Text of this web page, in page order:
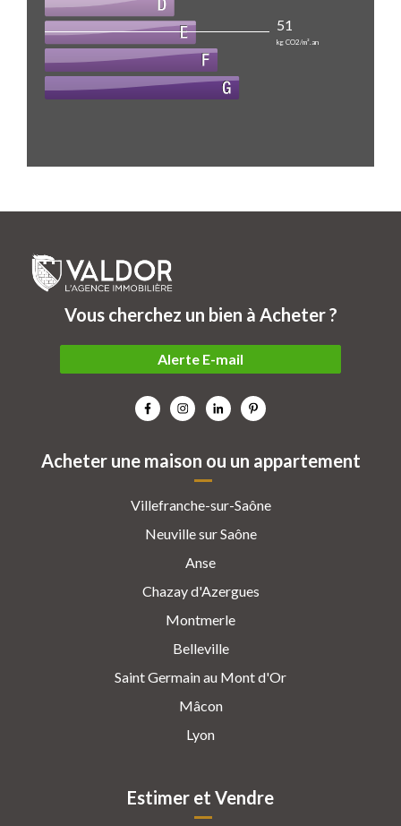
51
kg CO2/m².an
Acheter une maison ou un appartement
Villefranche-sur-Saône
Neuville sur Saône
Anse
Chazay d'Azergues
Montmerle
Belleville
Saint Germain au Mont d'Or
Mâcon
Lyon
Estimer et Vendre
Vous cherchez un bien à Acheter ?
Alerte E-mail